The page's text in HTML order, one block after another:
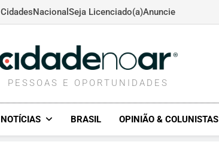
CidadesNacional Seja Licenciado(a)Anuncie
CIDADENOAR.COM
PESSOAS E OPORTUNIDADES
NOTÍCIAS BRASIL OPINIÃO & COLUNISTAS